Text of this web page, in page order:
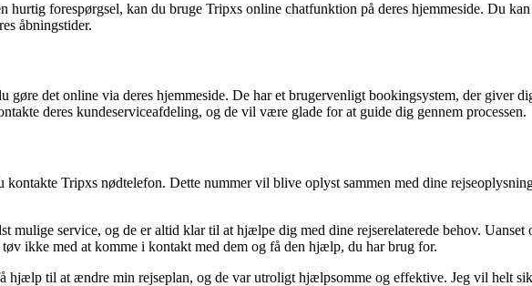
forespørgsel, kan du bruge Tripxs online chatfunktion på deres hjemmeside. Du
åbningstider.
gøre det online via deres hjemmeside. De har et brugervenligt bookingsystem, der
deres kundeserviceafdeling, og de vil være glade for at guide dig gennem processen.
Tripxs nødtelefon. Dette nummer vil blive oplyst sammen med dine
mulige service, og de er altid klar til at hjælpe dig med dine rejserelaterede behov.
ikke med at komme i kontakt med dem og få den hjælp, du har brug for.
hjælp til at ændre min rejseplan, og de var utroligt hjælpsomme og effektive. Jeg vil helt